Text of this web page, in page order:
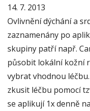
14. 7. 2013
Ovlivnění dýchání a
zaznamenány po
skupiny patří např.
působit lokální kožní
vybrat vhodnou
zkusit léčbu pomocí
se aplikují 1x denně